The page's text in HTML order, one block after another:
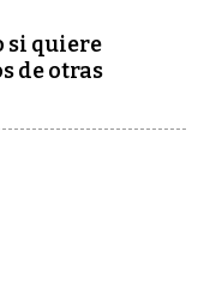
si quiere
de otras